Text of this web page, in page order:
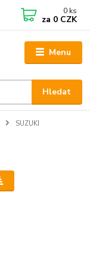
Menu
Hledat
0 ks
za 0 CZK
SUZUKI